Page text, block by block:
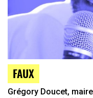
FAUX
Grégory Doucet,